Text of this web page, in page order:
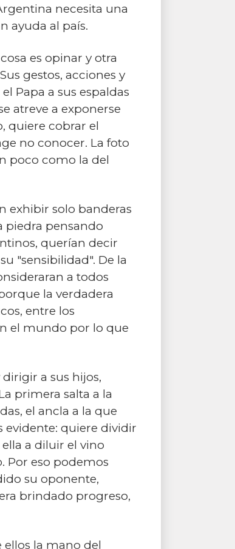
necesita una
ayuda al país.
es opinar y otra
gestos, acciones y
Papa a sus espaldas
atreve a exponerse
quiere cobrar el
no conocer. La foto
poco como la del
exhibir solo banderas
piedra pensando
querían decir
"sensibilidad". De la
a todos
la verdadera
entre los
el mundo por lo que
a sus hijos,
primera salta a la
el ancla a la que
evidente: quiere dividir
a diluir el vino
Por eso podemos
su oponente,
brindado progreso,
la mano del